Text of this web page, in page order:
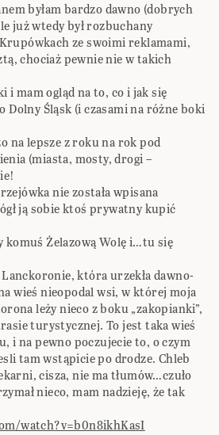
byłam bardzo dawno (dobrych
już wtedy był rozbuchany
ze swoimi reklamami,
chociaż pewnie nie w takich
i mam ogląd na to, co i jak się
Dolny Śląsk (i czasami na różne boki
na lepsze z roku na rok pod
(miasta, mosty, drogi –
nie została wpisana
ją sobie ktoś prywatny kupić
komuś Żelazową Wolę i…tu się
która urzekła dawno-
wieś nieopodal wsi, w której moja
leży nieco z boku „zakopianki”,
turystycznej. To jest taka wieś
i na pewno poczujecie to, o czym
tam wstąpicie po drodze. Chleb
cisza, nie ma tłumów…czuło
nieco, mam nadzieję, że tak
watch?v=b0n8ikhKasI